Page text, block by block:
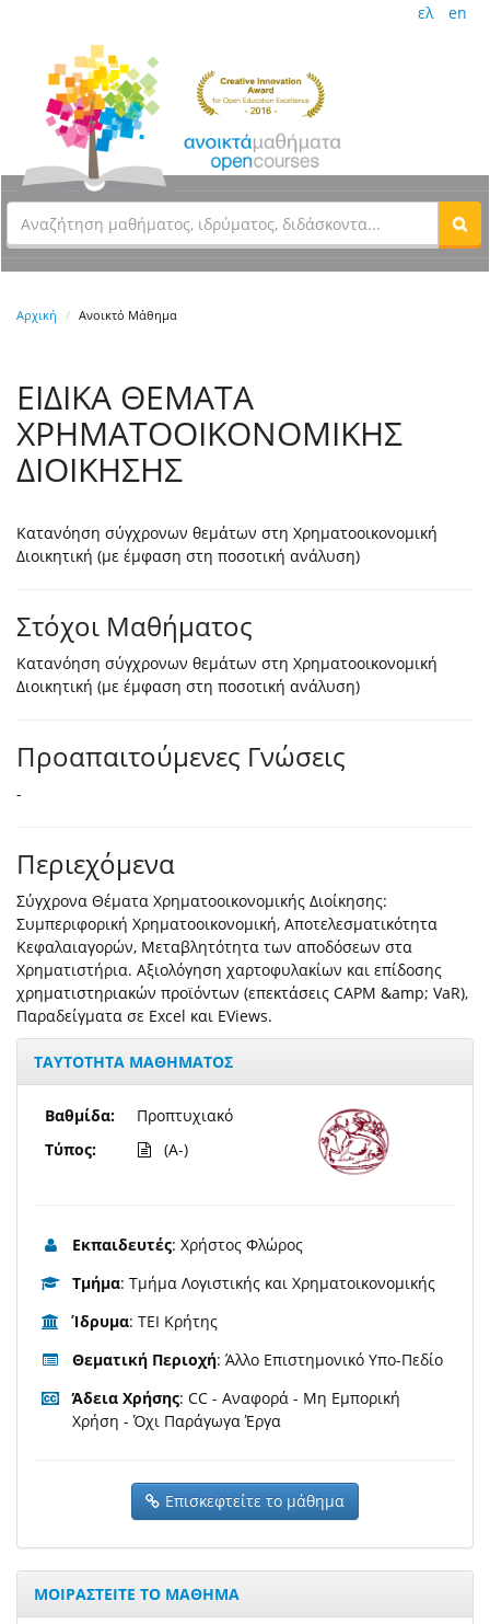
ελ en
Αρχική Ανοικτό Μάθημα
ΕΙΔΙΚΑ ΘΕΜΑΤΑ
ΧΡΗΜΑΤΟΟΙΚΟΝΟΜΙΚΗΣ
ΔΙΟΙΚΗΣΗΣ
Κατανόηση σύγχρονων θεμάτων στη Χρηματοοικονομική
Διοικητική (με έμφαση στη ποσοτική ανάλυση)
Στόχοι Μαθήματος
Κατανόηση σύγχρονων θεμάτων στη Χρηματοοικονομική
Διοικητική (με έμφαση στη ποσοτική ανάλυση)
Προαπαιτούμενες Γνώσεις
-
Περιεχόμενα
Σύγχρονα Θέματα Χρηματοοικονομικής Διοίκησης:
Συμπεριφορική Χρηματοοικονομική, Αποτελεσματικότητα
Κεφαλαιαγορών, Μεταβλητότητα των αποδόσεων στα
Χρηματιστήρια. Αξιολόγηση χαρτοφυλακίων και επίδοσης
χρηματιστηριακών προϊόντων (επεκτάσεις CAPM &amp; VaR),
Παραδείγματα σε Excel και EViews.
ΤΑΥΤΟΤΗΤΑ ΜΑΘΗΜΑΤΟΣ
Βαθμίδα:
Τύπος:
Προπτυχιακό
(A-)
Εκπαιδευτές: Χρήστος Φλώρος
Τμήμα: Τμήμα Λογιστικής και Χρηματοικονομικής
Ίδρυμα: ΤΕΙ Κρήτης
Θεματική Περιοχή: Άλλο Επιστημονικό Υπο-Πεδίο
Άδεια Χρήσης: CC - Αναφορά - Μη Εμπορική
Χρήση - Όχι Παράγωγα Έργα
Επισκεφτείτε το μάθημα
ΜΟΙΡΑΣΤΕΙΤΕ ΤΟ ΜΑΘΗΜΑ